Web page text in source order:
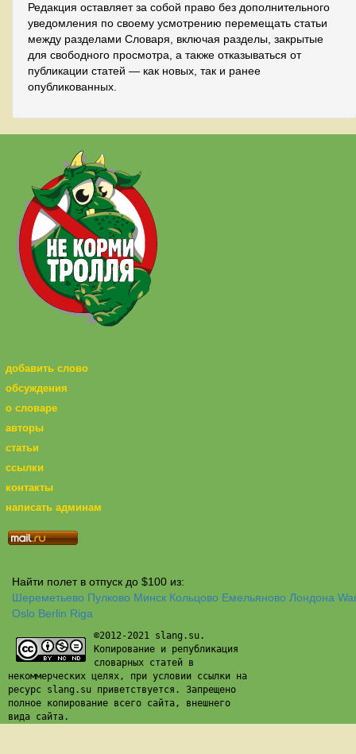
Редакция оставляет за собой право без дополнительного
уведомления по своему усмотрению перемещать статьи
между разделами Словаря, включая разделы, закрытые
для свободного просмотра, а также отказываться от
публикации статей — как новых, так и ранее
опубликованных.
добавить слово
обсуждения
о словаре
авторы
статьи
ссылки
контакты
написать админам
Найти полет в отпуск до $100 из:
Шереметьево Пулково Минск Кольцово Емельяново Лондона
Oslo Berlin Riga
©2012-2021 slang.su.
Копирование и републикация
словарных статей в
некоммерческих целях, при условии ссылки на
ресурс slang.su приветствуется. Запрещено
полное копирование всего сайта, внешнего
вида сайта.